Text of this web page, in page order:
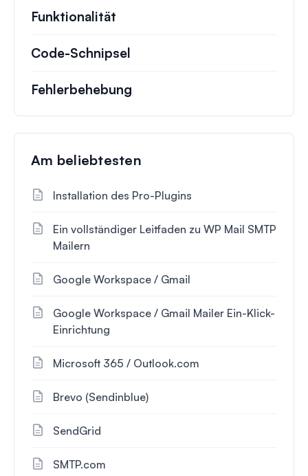
Funktionalität
Code-Schnipsel
Fehlerbehebung
Am beliebtesten
Installation des Pro-Plugins
Ein vollständiger Leitfaden zu WP Mail SMTP
Mailern
Google Workspace / Gmail
Google Workspace / Gmail Mailer Ein-Klick-
Einrichtung
Microsoft 365 / Outlook.com
Brevo (Sendinblue)
SendGrid
SMTP.com